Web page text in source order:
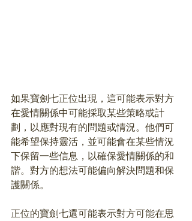
如果寶劍七正位出現，這可能表示對方
在愛情關係中可能採取某些策略或計
劃，以應對現有的問題或情況。他們可
能希望保持靈活，並可能會在某些情況
下保留一些信息，以確保愛情關係的和
諧。對方的想法可能偏向解決問題和保
護關係。
正位的寶劍七還可能表示對方可能在思